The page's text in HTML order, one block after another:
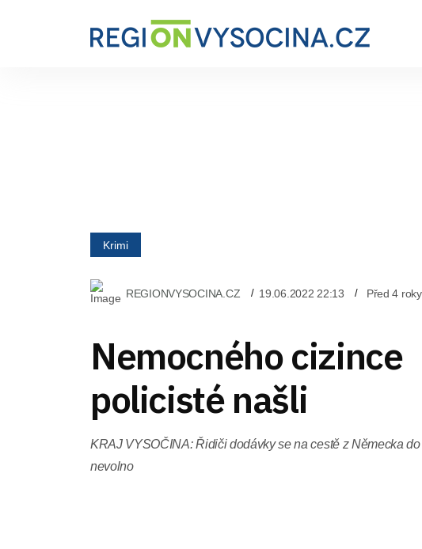
Krimi
REGIONVYSOCINA.CZ 19.06.2022 22:13 Před 4 roky
Nemocného cizince
policisté našli
KRAJ VYSOČINA: Řidiči dodávky se na cestě z Německa
nevolno